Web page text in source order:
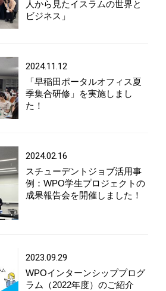
人から見たイスラムの世界と
ビジネス」
2024.11.12
「早稲田ポータルオフィス夏
季集合研修」を実施しまし
た！
2024.02.16
スチューデントジョブ活用事
例：WPO学生プロジェクトの
成果報告会を開催しました！
2023.09.29
WPOインターンシッププログ
ラム（2022年度）のご紹介